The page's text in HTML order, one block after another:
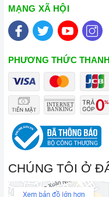
MẠNG XÃ HỘI
PHƯƠNG THỨC
CHÚNG TÔI Ở